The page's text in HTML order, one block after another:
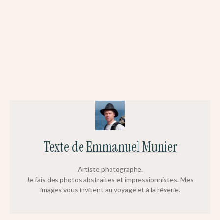
Texte deEmmanuel Munier
Artiste photographe.
Je fais des photos abstraites et impressionnistes. Mes
images vous invitent au voyage et à la rêverie.